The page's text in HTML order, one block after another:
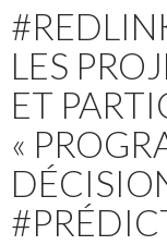
LES
ET
«